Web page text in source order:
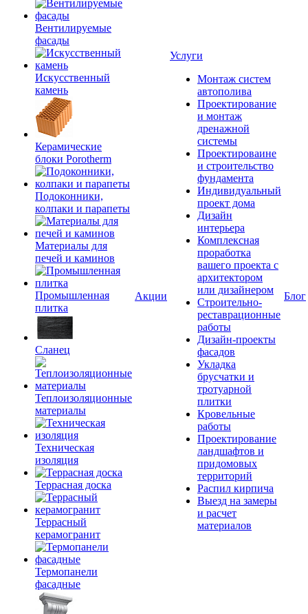
Вентилируемые
фасады
Искусственный
камень
Керамические
блоки Porotherm
Подоконники,
колпаки и парапеты
Материалы для
печей и каминов
Промышленная
плитка
Сланец
Теплоизоляционные
материалы
Техническая
изоляция
Террасная доска
Террасный
керамогранит
Термопанели
фасадные
Акции
Услуги
Монтаж систем
автополива
Проектирование
и монтаж
дренажной
системы
Проектироваине
и строительство
фундамента
Индивидуальный
проект дома
Дизайн
интерьера
Комплексная
проработка
вашего проекта с
архитектором
или дизайнером
Строительно-
реставрационные
работы
Дизайн-проекты
фасадов
Укладка
брусчатки и
тротуарной
плитки
Кровельные
работы
Проектирование
ландшафтов и
придомовых
территорий
Распил кирпича
Выезд на замеры
и расчет
материалов
Блог